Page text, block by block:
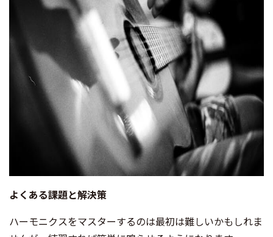
よくある課題と解決策
ハーモニクスをマスターするのは最初は難しいかもしれま